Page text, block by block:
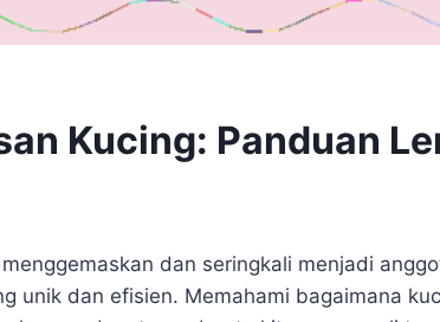
Kucing: Panduan
dan seringkali menjadi
unik dan efisien. Memahami bagaimana